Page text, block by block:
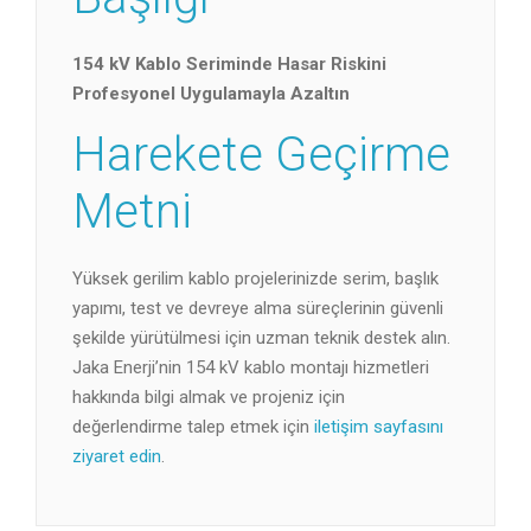
154 kV Kablo Seriminde Hasar Riskini
Profesyonel Uygulamayla Azaltın
Harekete Geçirme
Metni
Yüksek gerilim kablo projelerinizde serim, başlık
yapımı, test ve devreye alma süreçlerinin güvenli
şekilde yürütülmesi için uzman teknik destek alın.
Jaka Enerji’nin 154 kV kablo montajı hizmetleri
hakkında bilgi almak ve projeniz için
değerlendirme talep etmek için iletişim sayfasını
ziyaret edin.